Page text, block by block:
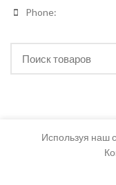
Phone:
Используя наш